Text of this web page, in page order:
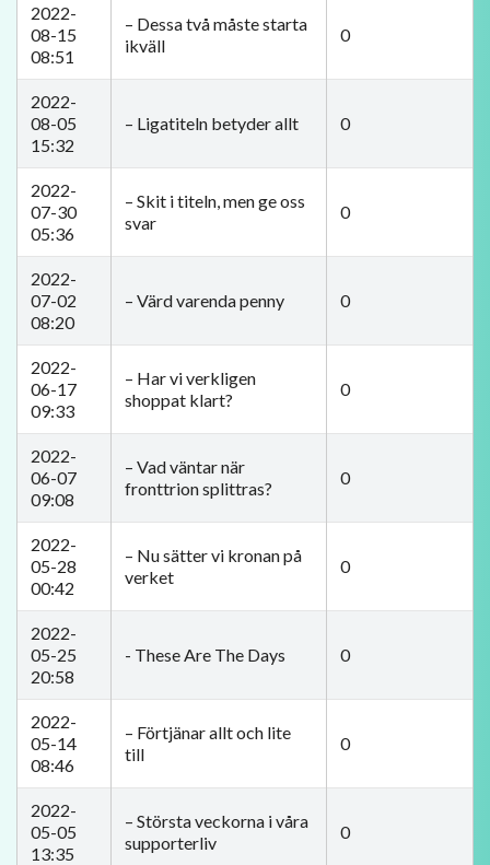
2022-
08-15
08:51
– Dessa två måste starta
ikväll
0
2022-
08-05
15:32
– Ligatiteln betyder allt 0
2022-
07-30
05:36
– Skit i titeln, men ge oss
svar
0
2022-
07-02
08:20
​– Värd varenda penny 0
2022-
06-17
09:33
– Har vi verkligen
shoppat klart?
0
2022-
06-07
09:08
– Vad väntar när
fronttrion splittras?
0
2022-
05-28
00:42
– Nu sätter vi kronan på
verket
0
2022-
05-25
20:58
- These Are The Days 0
2022-
05-14
08:46
– Förtjänar allt och lite
till
0
2022-
05-05
13:35
– ​Största veckorna i våra
supporterliv
0